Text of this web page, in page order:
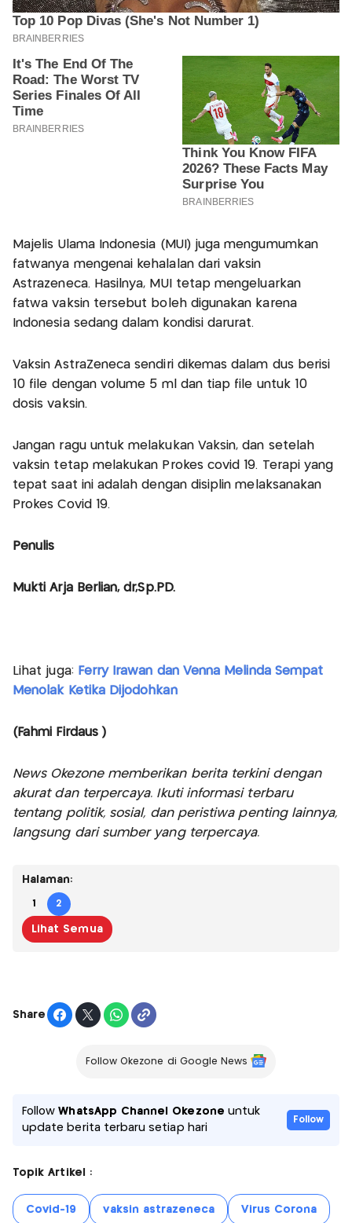
Majelis Ulama Indonesia (MUI) juga mengumumkan
fatwanya mengenai kehalalan dari vaksin
Astrazeneca. Hasilnya, MUI tetap mengeluarkan
fatwa vaksin tersebut boleh digunakan karena
Indonesia sedang dalam kondisi darurat.
Vaksin AstraZeneca sendiri dikemas dalam dus berisi
10 file dengan volume 5 ml dan tiap file untuk 10
dosis vaksin.
Jangan ragu untuk melakukan Vaksin, dan setelah
vaksin tetap melakukan Prokes covid 19. Terapi yang
tepat saat ini adalah dengan disiplin melaksanakan
Prokes Covid 19.
Penulis
Mukti Arja Berlian, dr,Sp.PD.
Lihat juga: Ferry Irawan dan Venna Melinda Sempat
Menolak Ketika Dijodohkan
(Fahmi Firdaus )
News Okezone memberikan berita terkini dengan
akurat dan terpercaya. Ikuti informasi terbaru
tentang politik, sosial, dan peristiwa penting lainnya,
langsung dari sumber yang terpercaya.
Halaman:
1 2
Lihat Semua
Share
Follow Okezone di Google News
FollowWhatsApp Channel Okezone untuk
update berita terbaru setiap hari
Follow
Topik Artikel :
Covid-19 vaksin astrazeneca Virus Corona